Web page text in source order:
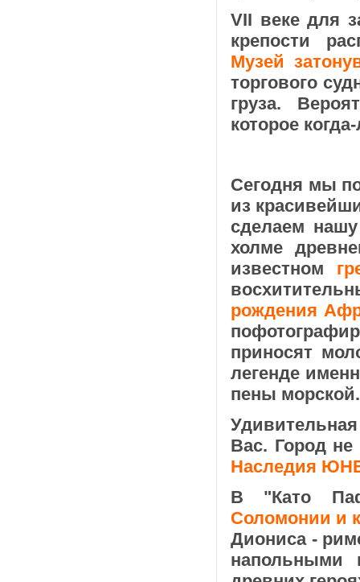
VII веке для
крепости
Музей
торгового
груза.
которое
Сегодня мы
из
сделаем
холме
известном
рождения
приносят
легенде
пены морской.
Вас. Город
Наследия
В "Като
Соломонии и
Диониса -
напольными